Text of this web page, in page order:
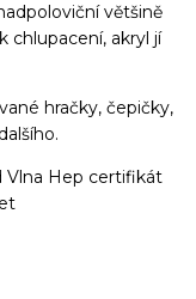
většině
chlupacení, akryl jí
hračky, čepičky,
Vlna Hep certifikát